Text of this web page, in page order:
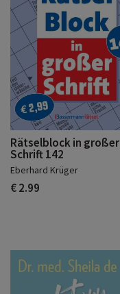
Rätselblock in großer
Schrift 142
Eberhard Krüger
€ 2.99